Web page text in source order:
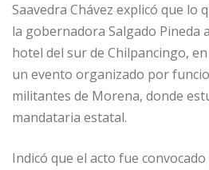
Saavedra Chávez explicó que lo
la gobernadora Salgado Pineda
hotel del sur de Chilpancingo,
un evento organizado por
militantes de Morena, donde
mandataria estatal.
Indicó que el acto fue